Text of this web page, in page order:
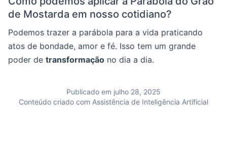
de Mostarda em nosso cotidiano?
Podemos trazer a parábola para a vida praticando
atos de bondade, amor e fé. Isso tem um grande
poder de transformação no dia a dia.
Publicado em julho 28, 2025
Conteúdo criado com Assistência de Inteligência Artificial